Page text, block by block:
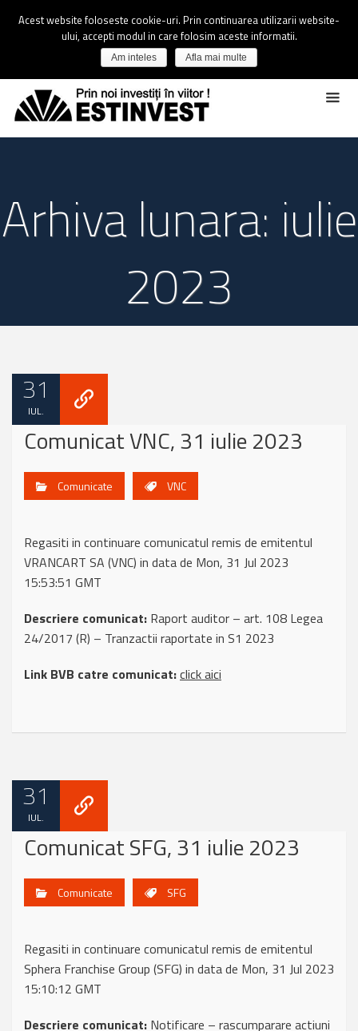
Arhiva lunara: iulie
2023
31
IUL.
Comunicat VNC, 31 iulie 2023
Comunicate VNC
Regasiti in continuare comunicatul remis de emitentul
VRANCART SA (VNC) in data de Mon, 31 Jul 2023
15:53:51 GMT
Descriere comunicat: Raport auditor – art. 108 Legea
24/2017 (R) – Tranzactii raportate in S1 2023
Link BVB catre comunicat:click aici
31
IUL.
Comunicat SFG, 31 iulie 2023
Comunicate SFG
Regasiti in continuare comunicatul remis de emitentul
Sphera Franchise Group (SFG) in data de Mon, 31 Jul 2023
15:10:12 GMT
Descriere comunicat: Notificare – rascumparare actiuni
Acest website foloseste cookie-uri. Prin continuarea utilizarii website-
ului, accepti modul in care folosim aceste informatii.
Am inteles Afla mai multe